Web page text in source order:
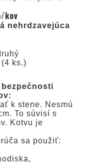
kov
nehrdzavejúca
ks.)
k stene. Nesmú
To súvisí s
Kotvu je
sa použiť: